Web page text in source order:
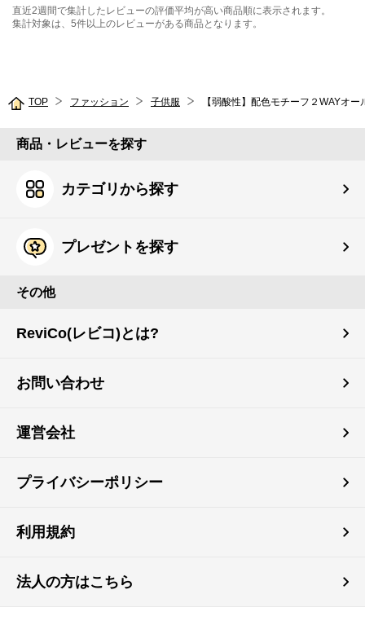
直近2週間で集計したレビューの評価平均が高い商品順に表示されます。
集計対象は、5件以上のレビューがある商品となります。
TOP ファッション 子供服 【弱酸性】配色モチーフ２WAYオー
商品・レビューを探す
カテゴリから探す
プレゼントを探す
その他
ReviCo(レビコ)とは?
お問い合わせ
運営会社
プライバシーポリシー
利用規約
法人の方はこちら